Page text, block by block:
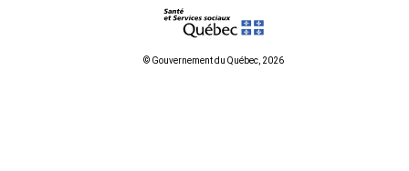
© Gouvernement du Québec, 2026